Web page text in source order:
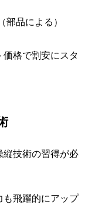
部品による）
格で割安にスタ
縦技術の習得が必
も飛躍的にアップ